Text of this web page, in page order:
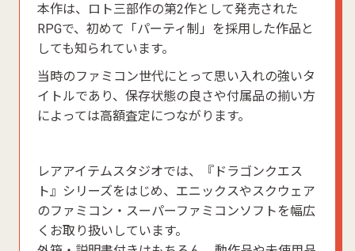
本作は、ロト三部作の第2作として発売された
RPGで、初めて「パーティ制」を採用した作品と
しても知られています。
当時のファミコン世代にとって思い入れの強いタ
イトルであり、保存状態の良さや付属品の揃い方
によっては高額査定につながります。
レアアイテムスタジオでは、『ドラゴンクエス
ト』シリーズをはじめ、エニックスやスクウェア
のファミコン・スーパーファミコンソフトを幅広
くお取り扱いしています。